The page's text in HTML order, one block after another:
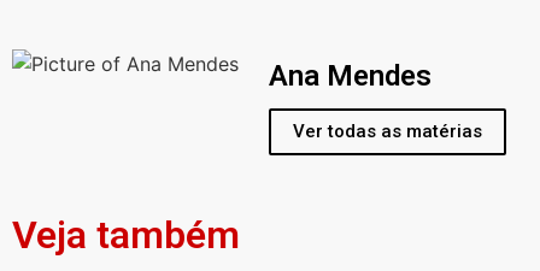
Ana Mendes
Ver todas as matérias
Veja também